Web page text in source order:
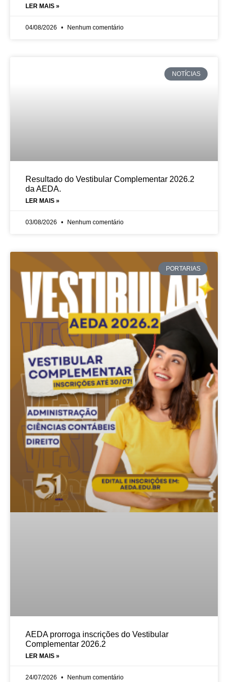
LER MAIS »
04/08/2026 Nenhum comentário
NOTÍCIAS
Resultado do Vestibular Complementar 2026.2
da AEDA.
LER MAIS »
03/08/2026 Nenhum comentário
PORTARIAS
AEDA prorroga inscrições do Vestibular
Complementar 2026.2
LER MAIS »
24/07/2026 Nenhum comentário